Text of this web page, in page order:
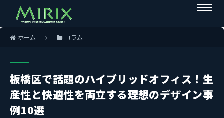
ホーム コラム
板橋区で話題のハイブリッドオフィス！生
産性と快適性を両立する理想のデザイン事
例10選